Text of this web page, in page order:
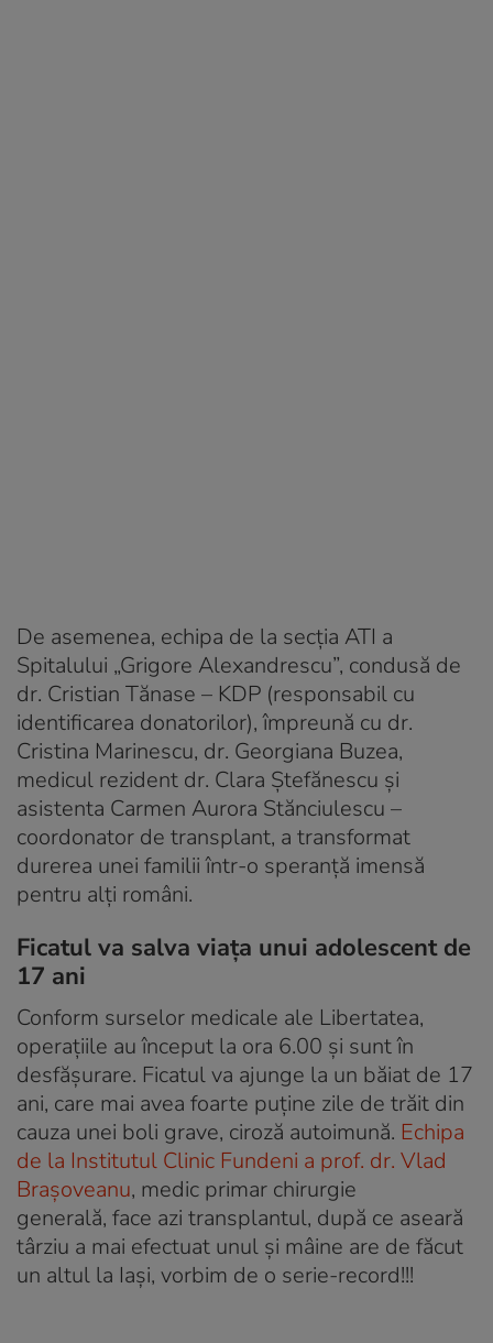
De asemenea, echipa de la secția ATI a
Spitalului „Grigore Alexandrescu”, condusă de
dr. Cristian Tănase – KDP (responsabil cu
identificarea donatorilor), împreună cu dr.
Cristina Marinescu, dr. Georgiana Buzea,
medicul rezident dr. Clara Ștefănescu și
asistenta Carmen Aurora Stănciulescu –
coordonator de transplant, a transformat
durerea unei familii într-o speranță imensă
pentru alți români.
Ficatul va salva viața unui adolescent de
17 ani
Conform surselor medicale ale Libertatea,
operațiile au început la ora 6.00 și sunt în
desfășurare. Ficatul va ajunge la un băiat de 17
ani, care mai avea foarte puține zile de trăit din
cauza unei boli grave, ciroză autoimună. Echipa
de la Institutul Clinic Fundeni a prof. dr. Vlad
Brașoveanu, medic primar chirurgie
generală, face azi transplantul, după ce aseară
târziu a mai efectuat unul și mâine are de făcut
un altul la Iași, vorbim de o serie-record!!!